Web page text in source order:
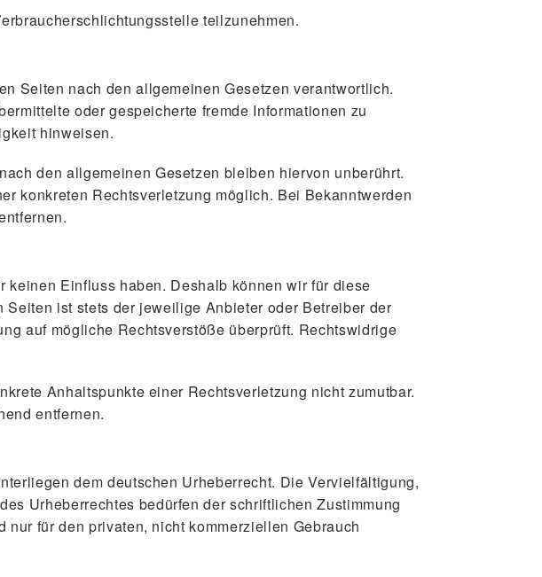
teilzunehmen.
Seiten nach den allgemeinen Gesetzen verantwortlich.
oder gespeicherte fremde Informationen zu
hinweisen.
den allgemeinen Gesetzen bleiben hiervon unberührt.
konkreten Rechtsverletzung möglich. Bei Bekanntwerden
Einfluss haben. Deshalb können wir für diese
ist stets der jeweilige Anbieter oder Betreiber der
auf mögliche Rechtsverstöße überprüft. Rechtswidrige
Anhaltspunkte einer Rechtsverletzung nicht zumutbar.
entfernen.
dem deutschen Urheberrecht. Die Vervielfältigung,
Urheberrechtes bedürfen der schriftlichen Zustimmung
für den privaten, nicht kommerziellen Gebrauch